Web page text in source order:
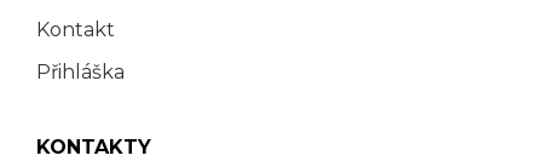
Kontakt
Přihláška
KONTAKTY